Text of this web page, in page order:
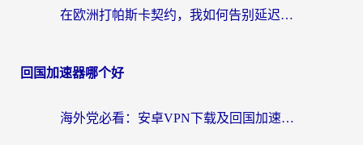
在欧洲打帕斯卡契约，我如何告别延迟与卡顿？
回国加速器哪个好
海外党必看：安卓VPN下载及回国加速器选择指南——告别地区限制，无缝刷国内资源